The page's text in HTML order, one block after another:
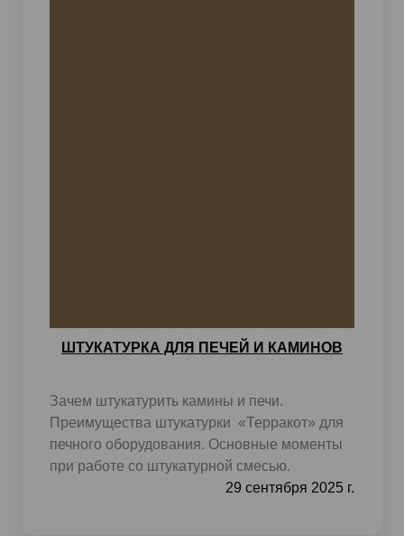
ШТУКАТУРКА ДЛЯ ПЕЧЕЙ И КАМИНОВ
Зачем штукатурить камины и печи.
Преимущества штукатурки «Терракот» для
печного оборудования. Основные моменты
при работе со штукатурной смесью.
29 сентября 2025 г.